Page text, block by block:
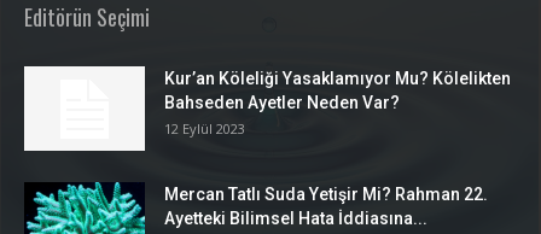
Editörün Seçimi
Kur’an Köleliği Yasaklamıyor Mu? Kölelikten
Bahseden Ayetler Neden Var?
12 Eylül 2023
Mercan Tatlı Suda Yetişir Mi? Rahman 22.
Ayetteki Bilimsel Hata İddiasına...